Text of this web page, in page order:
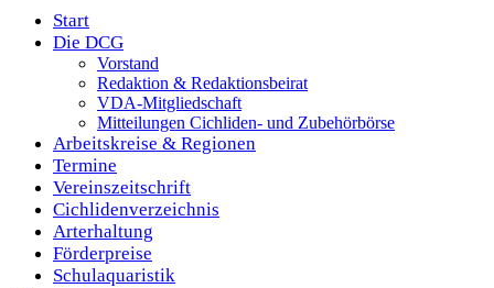
Start
Die DCG
Vorstand
Redaktion & Redaktionsbeirat
VDA-Mitgliedschaft
Mitteilungen Cichliden- und Zubehörbörse
Arbeitskreise & Regionen
Termine
Vereinszeitschrift
Cichlidenverzeichnis
Arterhaltung
Förderpreise
Schulaquaristik